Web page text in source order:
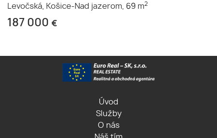
Levočská, Košice-Nad jazerom, 69 m2
187 000 €
Úvod
Služby
O nás